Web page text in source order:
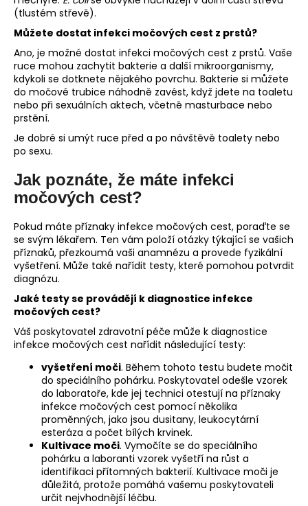
(tlustém střevě).
Můžete dostat infekci močových cest z prstů?
Ano, je možné dostat infekci močových cest z prstů. Vaše
ruce mohou zachytit bakterie a další mikroorganismy,
kdykoli se dotknete nějakého povrchu. Bakterie si můžete
do močové trubice náhodně zavést, když jdete na toaletu
nebo při sexuálních aktech, včetně masturbace nebo
prstění.
Je dobré si umýt ruce před a po návštěvě toalety nebo
po sexu.
Jak poznáte, že máte infekci
močových cest?
Pokud máte příznaky infekce močových cest, poraďte se
se svým lékařem. Ten vám položí otázky týkající se vašich
příznaků, přezkoumá vaši anamnézu a provede fyzikální
vyšetření. Může také nařídit testy, které pomohou potvrdit
diagnózu.
Jaké testy se provádějí k diagnostice infekce
močových cest?
Váš poskytovatel zdravotní péče může k diagnostice
infekce močových cest nařídit následující testy:
vyšetření moči. Během tohoto testu budete močit
do speciálního pohárku. Poskytovatel odešle vzorek
do laboratoře, kde jej technici otestují na příznaky
infekce močových cest pomocí několika
proměnných, jako jsou dusitany, leukocytární
esteráza a počet bílých krvinek.
Kultivace moči. Vymočíte se do speciálního
pohárku a laboranti vzorek vyšetří na růst a
identifikaci přítomných bakterií. Kultivace moči je
důležitá, protože pomáhá vašemu poskytovateli
určit nejvhodnější léčbu.